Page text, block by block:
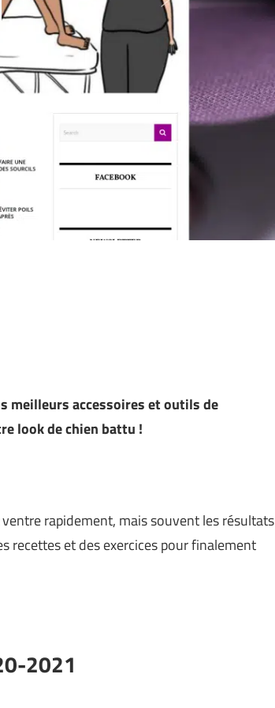
meilleurs accessoires et outils de
look de chien battu !
rapidement, mais souvent les résultats
recettes et des exercices pour finalement
2021